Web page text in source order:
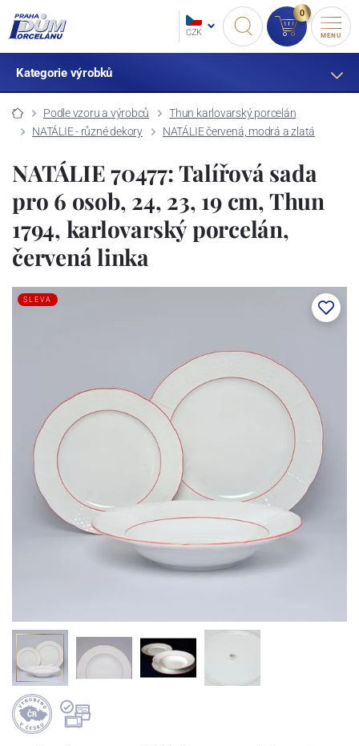
CZK
0
MENU
Kategorie výrobků
Podle vzoru a výrobců
Thun karlovarský porcelán
NATÁLIE - různé dekory
NATÁLIE červená, modrá a zlatá
NATÁLIE 70477: Talířová sada
pro 6 osob, 24, 23, 19 cm, Thun
1794, karlovarský porcelán,
červená linka
SLEVA